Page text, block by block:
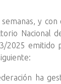
y
Nacional
2025 emitido
ha